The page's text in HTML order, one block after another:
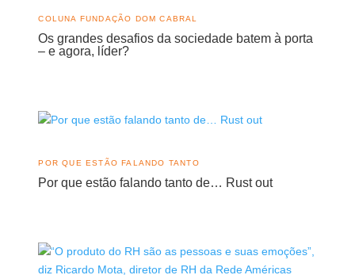
Os grandes desafios da sociedade batem à porta
– e agora, líder?
COLUNA FUNDAÇÃO DOM CABRAL
Por que estão falando tanto de… Rust out
POR QUE ESTÃO FALANDO TANTO